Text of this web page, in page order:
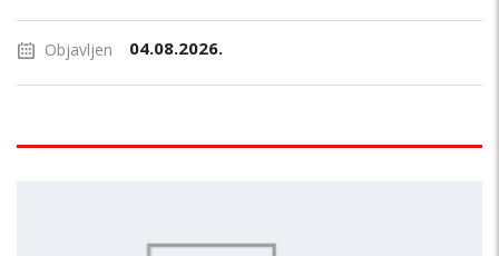
Objavljen 04.08.2026.